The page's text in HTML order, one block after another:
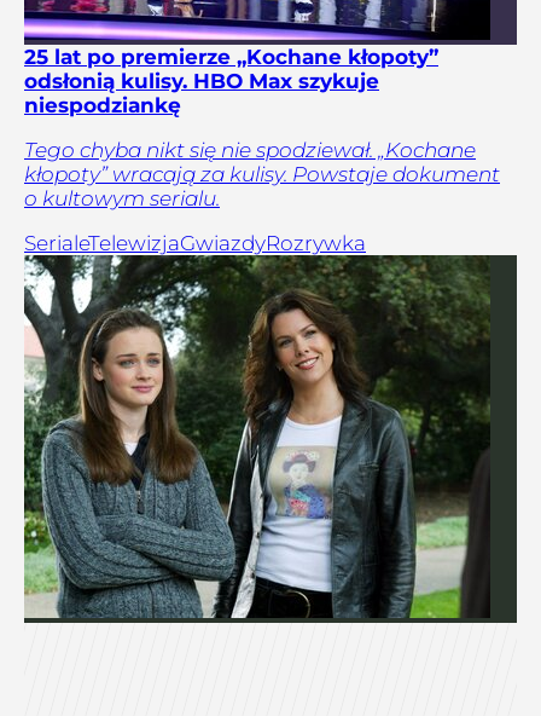
25 lat po premierze „Kochane kłopoty”
odsłonią kulisy. HBO Max szykuje
niespodziankę
Tego chyba nikt się nie spodziewał. „Kochane
kłopoty” wracają za kulisy. Powstaje dokument
o kultowym serialu.
SerialeTelewizjaGwiazdyRozrywka